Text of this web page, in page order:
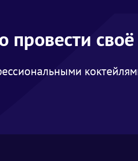
провести